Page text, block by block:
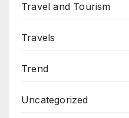
Travel and Tourism
Travels
Trend
Uncategorized